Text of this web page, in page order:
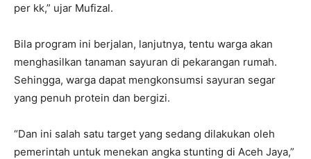
per kk,” ujar Mufizal.
Bila program ini berjalan, lanjutnya, tentu warga akan
menghasilkan tanaman sayuran di pekarangan rumah.
Sehingga, warga dapat mengkonsumsi sayuran segar
yang penuh protein dan bergizi.
“Dan ini salah satu target yang sedang dilakukan oleh
pemerintah untuk menekan angka stunting di Aceh Jaya,”